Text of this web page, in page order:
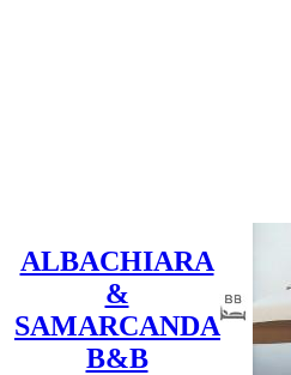
ALBACHIARA
&
SAMARCANDA
B&B